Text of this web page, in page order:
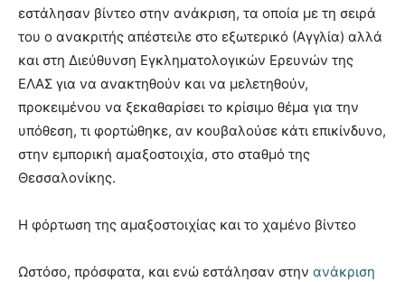
εστάλησαν βίντεο στην ανάκριση, τα οποία με τη σειρά
του ο ανακριτής απέστειλε στο εξωτερικό (Αγγλία) αλλά
και στη Διεύθυνση Εγκληματολογικών Ερευνών της
ΕΛΑΣ για να ανακτηθούν και να μελετηθούν,
προκειμένου να ξεκαθαρίσει το κρίσιμο θέμα για την
υπόθεση, τι φορτώθηκε, αν κουβαλούσε κάτι επικίνδυνο,
στην εμπορική αμαξοστοιχία, στο σταθμό της
Θεσσαλονίκης.
Η φόρτωση της αμαξοστοιχίας και το χαμένο βίντεο
Ωστόσο, πρόσφατα, και ενώ εστάλησαν στην ανάκριση